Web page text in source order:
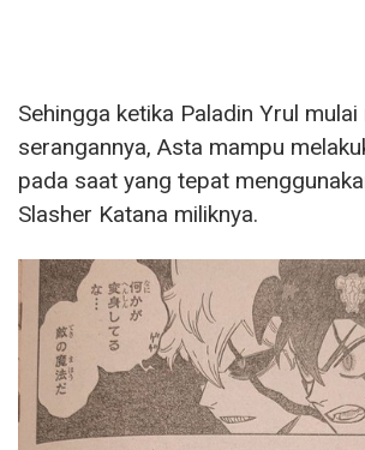
Sehingga ketika Paladin Yrul
serangannya, Asta mampu
pada saat yang tepat
Slasher Katana miliknya.